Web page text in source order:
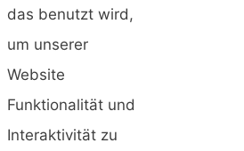
das benutzt wird,
um unserer
Website
Funktionalität und
Interaktivität zu